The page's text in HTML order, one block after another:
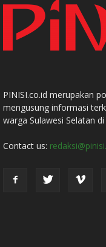
PINISI.co.id merupakan
mengusung informasi
warga Sulawesi Selatan
Contact us: